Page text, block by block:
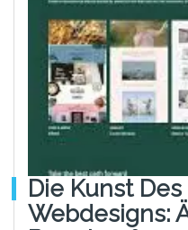
Die Kunst
Webdesigns: